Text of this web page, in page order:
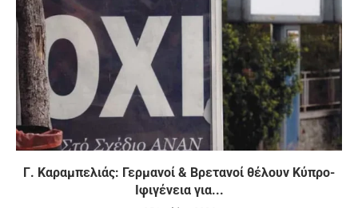
Γ. Καραμπελιάς: Γερμανοί & Βρετανοί θέλουν Κύπρο-
Ιφιγένεια για...